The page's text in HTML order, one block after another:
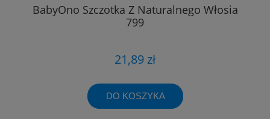
BabyOno Szczotka Z Naturalnego Włosia
799
21,89 zł
DO KOSZYKA